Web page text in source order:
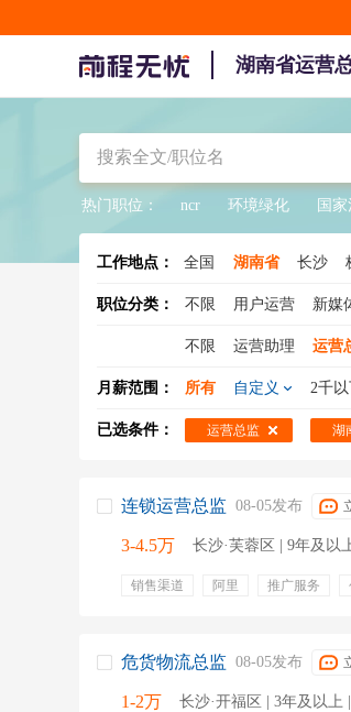
湖南省运营
热门职位： ncr 环境绿化 国
工作地点： 全国 湖南省 长沙
职位分类： 不限 用户运营 新媒
不限 运营助理 运营
品类运营
月薪范围： 所有 自定义 2千
已选条件： 运营总监 湖
连锁运营总监 08-05发布
3-4.5万 长沙·芙蓉区 | 9年及以
销售渠道 阿里 推广服务
危货物流总监 08-05发布
1-2万 长沙·开福区 | 3年及以上